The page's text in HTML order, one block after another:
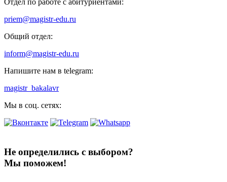
Отдел по работе с абитуриентами:
priem@magistr-edu.ru
Общий отдел:
inform@magistr-edu.ru
Напишите нам в telegram:
magistr_bakalavr
Мы в соц. сетях:
Не определились с выбором?
Мы поможем!